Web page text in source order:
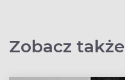
Zobacz także